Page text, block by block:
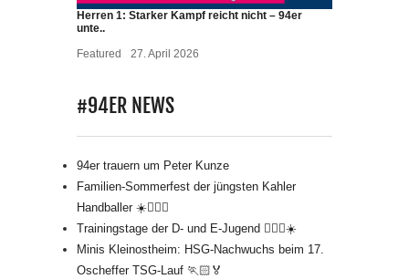
Herren 1: Starker Kampf reicht nicht – 94er
unte..
Featured
27. April 2026
#94ER NEWS
94er trauern um Peter Kunze
Familien-Sommerfest der jüngsten Kahler
Handballer ☀️🤾🏻‍♂️
Trainingstage der D- und E-Jugend 🤾🏻‍♂️☀️
Minis Kleinostheim: HSG-Nachwuchs beim 17.
Oscheffer TSG-Lauf 🏃🏻🏅